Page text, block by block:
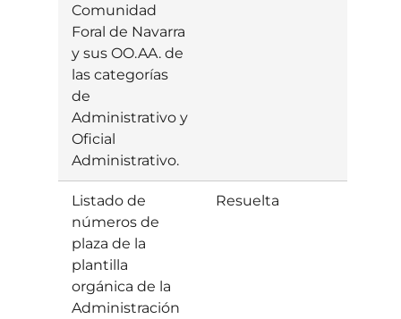
Comunidad
Foral de Navarra
y sus OO.AA. de
las categorías
de
Administrativo y
Oficial
Administrativo.
Listado de
números de
plaza de la
plantilla
orgánica de la
Administración
Resuelta